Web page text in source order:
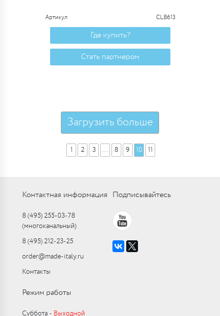
Артикул CLB613
Где купить?
Стать партнером
Загрузить больше
1 2 3 ... 8 9 10 11
Контактная информация
8 (495) 255-03-78
(многоканальный)
8 (495) 212-23-25
order@made-italy.ru
Контакты
Подписывайтесь
Режим работы
Суббота ‑ Выходной